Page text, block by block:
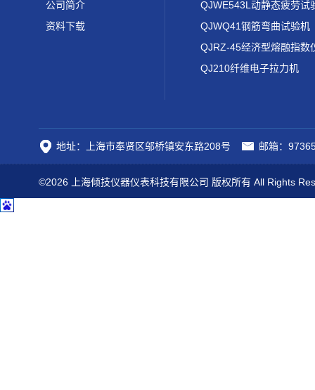
公司简介
资料下载
QJWE543L动静态疲劳试
QJWQ41钢筋弯曲试验机
QJRZ-45经济型熔融指数
QJ210纤维电子拉力机
地址：上海市奉贤区邬桥镇安东路208号 邮箱：
©2026 上海倾技仪器仪表科技有限公司 版权所有 All Rights